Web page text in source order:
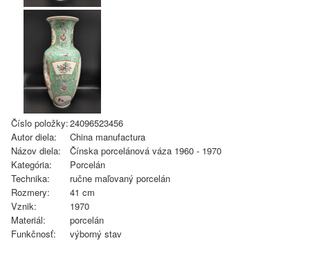
Číslo položky:24096523456
Autor diela:
China manufactura
Názov diela:
Čínska porcelánová váza 1960 - 1970
Kategória:
Porcelán
Technika:
ručne maľovaný porcelán
Rozmery:
41 cm
Vznik:
1970
Materiál:
porcelán
Funkčnosť:
výborný stav